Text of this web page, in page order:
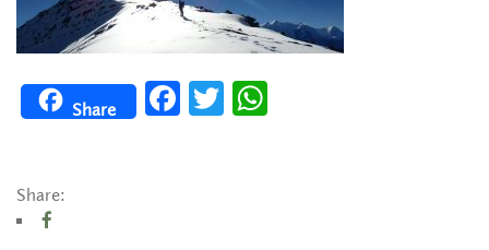
Share
FacebookTwitter
Share: